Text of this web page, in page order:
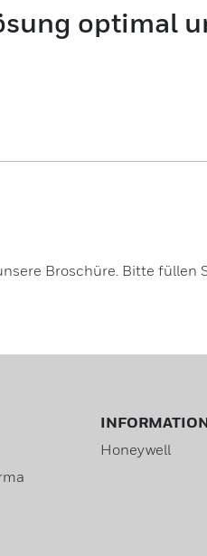
optimal
Broschüre. Bitte füllen
Honeywell